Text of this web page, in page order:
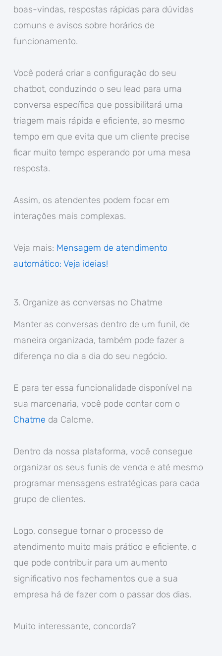
boas-vindas, respostas rápidas para dúvidas
comuns e avisos sobre horários de
funcionamento.
Você poderá criar a configuração do seu
chatbot, conduzindo o seu lead para uma
conversa específica que possibilitará uma
triagem mais rápida e eficiente, ao mesmo
tempo em que evita que um cliente precise
ficar muito tempo esperando por uma mesa
resposta.
Assim, os atendentes podem focar em
interações mais complexas.
Veja mais: Mensagem de atendimento
automático: Veja ideias!
3. Organize as conversas no Chatme
Manter as conversas dentro de um funil, de
maneira organizada, também pode fazer a
diferença no dia a dia do seu negócio.
E para ter essa funcionalidade disponível na
sua marcenaria, você pode contar com o
Chatme da Calcme.
Dentro da nossa plataforma, você consegue
organizar os seus funis de venda e até mesmo
programar mensagens estratégicas para cada
grupo de clientes.
Logo, consegue tornar o processo de
atendimento muito mais prático e eficiente, o
que pode contribuir para um aumento
significativo nos fechamentos que a sua
empresa há de fazer com o passar dos dias.
Muito interessante, concorda?